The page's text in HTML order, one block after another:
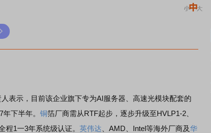
表示，目前该企业旗下专为AI服务器、高速光模块配套的
下半年。 铜箔厂商需从RTF起步，逐步升级至HVLP1-2、
程1一3年系统级认证。 英伟达 、AMD、Intel等海外厂商及华
领涨 重